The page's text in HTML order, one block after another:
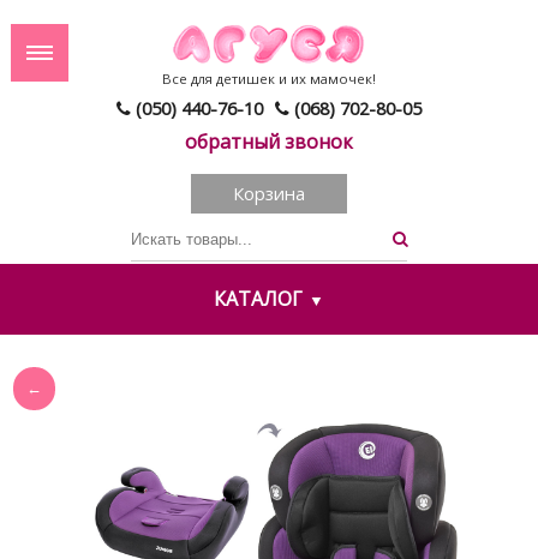
(050) 440-76-10 (068) 702-80-05
обратный звонок
Все для детишек и их мамочек!
Корзина
КАТАЛОГ